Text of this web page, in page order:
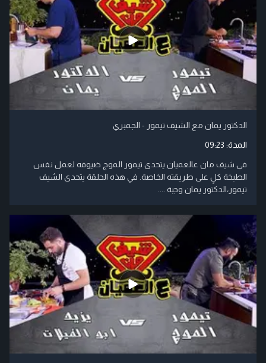
الدكتور يمان مع الشيف تيمور - الجمبري
المدة: 09:23
في شيف مان عالعميان يتحدى تيمور الموج ضيوفه لعمل نفس
الطبخة كلٍ على طريقته الخاصة. في هذه الحلقة يتحدى الشيف
تيمور،الدكتور يمان وجبة ....